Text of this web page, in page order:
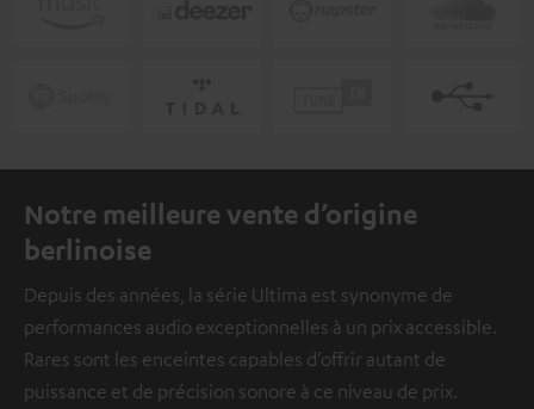
Notre meilleure vente d’origine
berlinoise
Depuis des années, la série Ultima est synonyme de
performances audio exceptionnelles à un prix accessible.
Rares sont les enceintes capables d’offrir autant de
puissance et de précision sonore à ce niveau de prix.